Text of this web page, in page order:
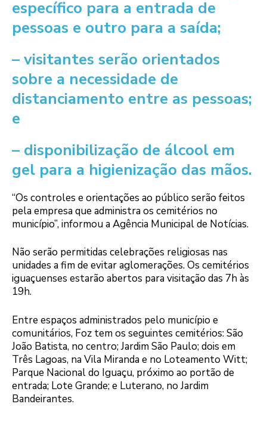
específico para a entrada de
pessoas e outro para a saída;
– visitantes serão orientados
sobre a necessidade de
distanciamento entre as pessoas;
e
– disponibilização de álcool em
gel para a higienização das mãos.
“Os controles e orientações ao público serão feitos
pela empresa que administra os cemitérios no
município”, informou a Agência Municipal de Notícias.
Não serão permitidas celebrações religiosas nas
unidades a fim de evitar aglomerações. Os cemitérios
iguaçuenses estarão abertos para visitação das 7h às
19h.
Entre espaços administrados pelo município e
comunitários, Foz tem os seguintes cemitérios: São
João Batista, no centro; Jardim São Paulo; dois em
Três Lagoas, na Vila Miranda e no Loteamento Witt;
Parque Nacional do Iguaçu, próximo ao portão de
entrada; Lote Grande; e Luterano, no Jardim
Bandeirantes.